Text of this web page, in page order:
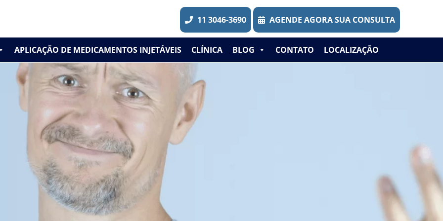
11 3046-3690
AGENDE AGORA SUA CONSULTA
APLICAÇÃO DE MEDICAMENTOS INJETÁVEIS CLÍNICA BLOG CONTATO LOCALIZAÇÃO